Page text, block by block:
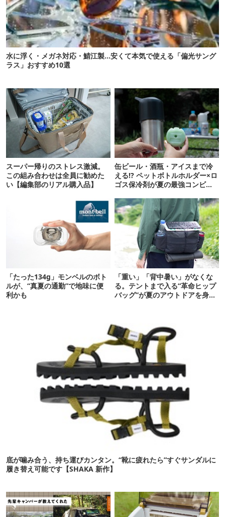
水に浮く・メガネ対応・鯖江製…安くて本気で使える「偏光サング
ラス」おすすめ10選
スーパー帰りのストレス激減。
この組み合わせは全員に勧めた
い【編集部のリアル購入品】
缶ビール・酒瓶・アイスまで冷
える!? ペットボトルホルダー×ロ
ゴス保冷剤が夏の最強コンビだ
「たった134g」モンベルのボト
ルが、“真夏の通勤”で地味に便
利かも
「重い」「背中暑い」がなくな
る。テントまで入る“革命ヒップ
バッグ”が夏のアウトドアを身軽
底が噛み合う、持ち運びカンタン。“靴に疲れたら”すぐサンダルに
履き替え可能です【SHAKA 新作】